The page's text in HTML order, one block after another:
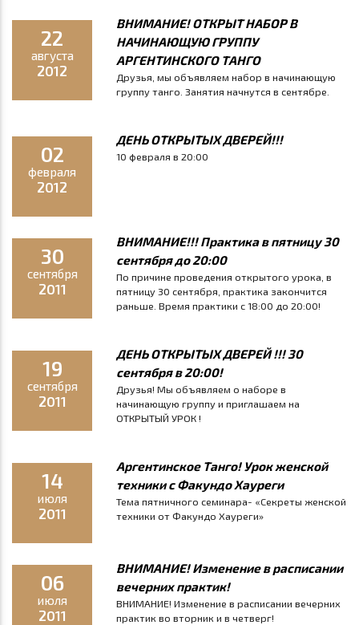
22
августа
2012
ВНИМАНИЕ! ОТКРЫТ НАБОР В
НАЧИНАЮЩУЮ ГРУППУ
АРГЕНТИНСКОГО ТАНГО
Друзья, мы объявляем набор в начинающую
группу танго. Занятия начнутся в сентябре.
02
февраля
2012
ДЕНЬ ОТКРЫТЫХ ДВЕРЕЙ!!!
10 февраля в 20:00
30
сентября
2011
ВНИМАНИЕ!!! Практика в пятницу 30
сентября до 20:00
По причине проведения открытого урока, в
пятницу 30 сентября, практика закончится
раньше. Время практики с 18:00 до 20:00!
19
сентября
2011
ДЕНЬ ОТКРЫТЫХ ДВЕРЕЙ !!! 30
сентября в 20:00!
Друзья! Мы объявляем о наборе в
начинающую группу и приглашаем на
ОТКРЫТЫЙ УРОК !
14
июля
2011
Аргентинское Танго! Урок женской
техники с Факундо Хауреги
Тема пятничного семинара- «Секреты женской
техники от Факундо Хауреги»
06
июля
2011
ВНИМАНИЕ! Изменение в расписании
вечерних практик!
ВНИМАНИЕ! Изменение в расписании вечерних
практик во вторник и в четверг!